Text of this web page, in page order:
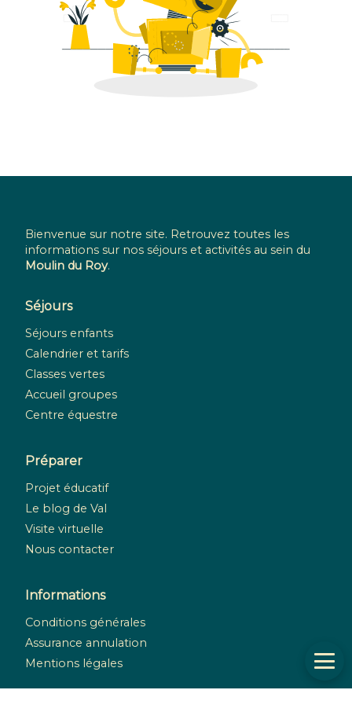
Bienvenue sur notre site. Retrouvez toutes les
informations sur nos séjours et activités au sein du
Moulin du Roy.
Séjours
Séjours enfants
Calendrier et tarifs
Classes vertes
Accueil groupes
Centre équestre
Préparer
Projet éducatif
Le blog de Val
Visite virtuelle
Nous contacter
Informations
Conditions générales
Assurance annulation
Mentions légales